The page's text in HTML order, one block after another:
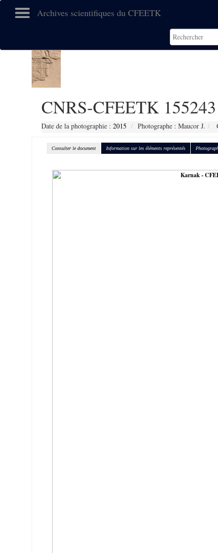
Archives scientifiques du CFEETK
CNRS-CFEETK 155243
Date de la photographie : 2015 Photographe : Maucor J.
Consulter le document Information sur les éléments représentés